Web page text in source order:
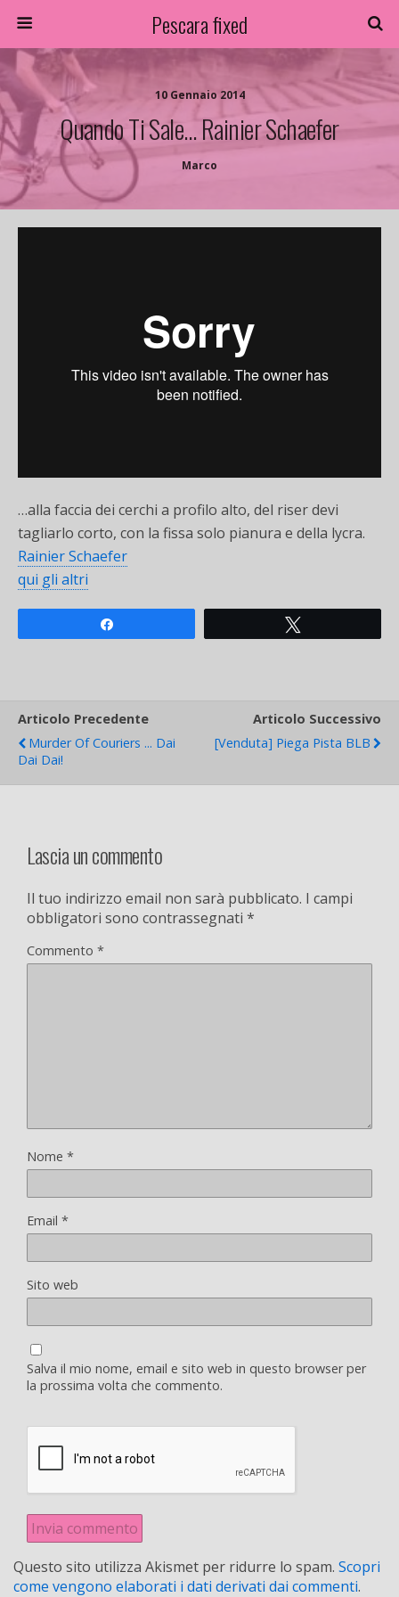
Pescara fixed
10 Gennaio 2014
Quando Ti Sale… Rainier Schaefer
Marco
…alla faccia dei cerchi a profilo alto, del riser devi
tagliarlo corto, con la fissa solo pianura e della lycra.
Rainier Schaefer
qui gli altri
Articolo Precedente
Murder Of Couriers ... Dai
Dai Dai!
Articolo Successivo
[venduta] Piega Pista BLB
Lascia un commento
Il tuo indirizzo email non sarà pubblicato. I campi
obbligatori sono contrassegnati *
Commento *
Nome *
Email *
Sito web
Salva il mio nome, email e sito web in questo browser per
la prossima volta che commento.
Questo sito utilizza Akismet per ridurre lo spam. Scopri
come vengono elaborati i dati derivati dai commenti.